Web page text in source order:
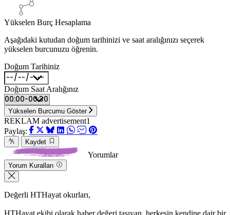
Yükselen Burç Hesaplama
Aşağıdaki kutudan doğum tarihinizi ve saat aralığınızı seçerek
yükselen burcunuzu öğrenin.
Doğum Tarihiniz
Doğum Saat Aralığınız
Yükselen Burcumu Göster
REKLAM advertisement1
Paylaş:
Kaydet
Yorumlar
Yorum Kuralları
Değerli HTHayat okurları,
HTHayat ekibi olarak haber değeri taşıyan, herkesin kendine dair bir